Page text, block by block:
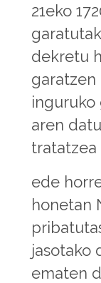
21eko
dekretu
inguruko
aren
tratatzea
ede
honetan
jasotako
ematen